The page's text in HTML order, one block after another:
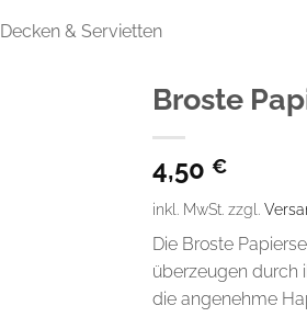
Decken & Servietten
Broste
4,50 €
inkl. MwSt. zzgl.
Die Broste
überzeugen durch
die angenehme